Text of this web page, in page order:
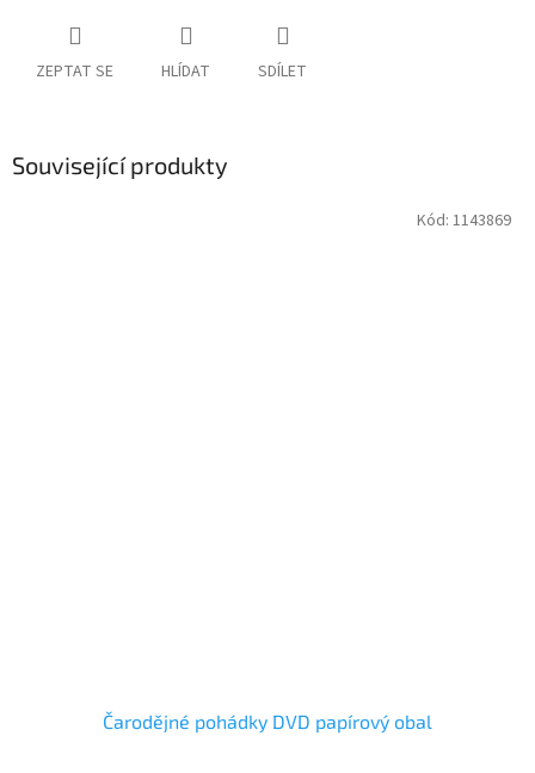
ZEPTAT SE HLÍDAT SDÍLET
Související produkty
Čarodějné pohádky DVD papírový obal
Kód: 1143869